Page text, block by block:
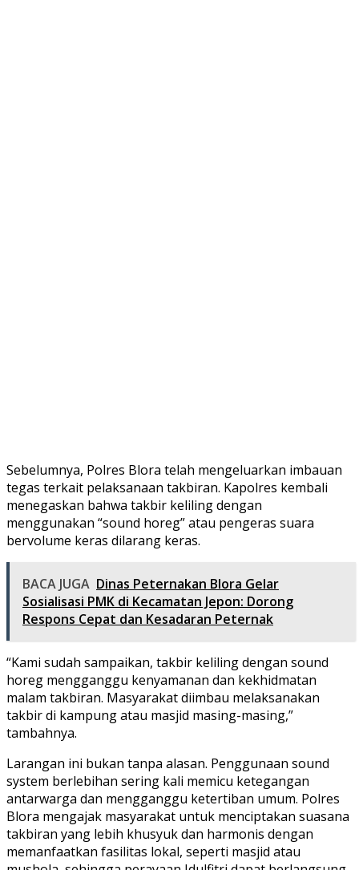
Sebelumnya, Polres Blora telah mengeluarkan imbauan
tegas terkait pelaksanaan takbiran. Kapolres kembali
menegaskan bahwa takbir keliling dengan
menggunakan “sound horeg” atau pengeras suara
bervolume keras dilarang keras.
BACA JUGA Dinas Peternakan Blora Gelar
Sosialisasi PMK di Kecamatan Jepon: Dorong
Respons Cepat dan Kesadaran Peternak
“Kami sudah sampaikan, takbir keliling dengan sound
horeg mengganggu kenyamanan dan kekhidmatan
malam takbiran. Masyarakat diimbau melaksanakan
takbir di kampung atau masjid masing-masing,”
tambahnya.
Larangan ini bukan tanpa alasan. Penggunaan sound
system berlebihan sering kali memicu ketegangan
antarwarga dan mengganggu ketertiban umum. Polres
Blora mengajak masyarakat untuk menciptakan suasana
takbiran yang lebih khusyuk dan harmonis dengan
memanfaatkan fasilitas lokal, seperti masjid atau